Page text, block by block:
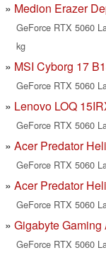
Medion Erazer
GeForce RTX 5060
kg
MSI Cyborg 17
GeForce RTX 5060
Lenovo LOQ
GeForce RTX 5060
Acer Predator
GeForce RTX 5060
Acer Predator
GeForce RTX 5060
Gigabyte Gaming
GeForce RTX 5060